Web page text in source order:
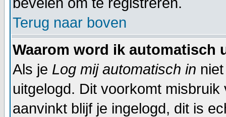
Terug naar boven
Waarom word ik automatisch
Als je Log mij automatisch in
uitgelogd. Dit voorkomt
aanvinkt blijf je ingelogd, dit is